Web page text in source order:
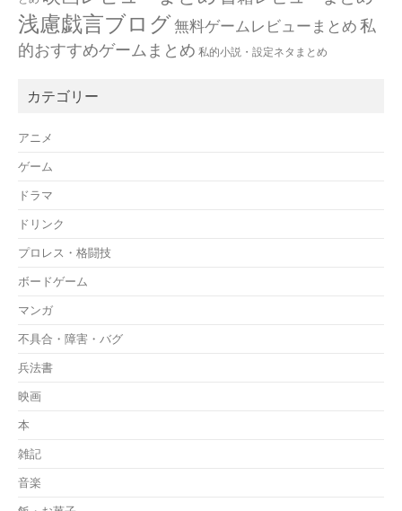
浅慮戯言ブログ無料ゲームレビューまとめ 私
的おすすめゲームまとめ 私的小説・設定ネタまとめ
カテゴリー
アニメ
ゲーム
ドラマ
ドリンク
プロレス・格闘技
ボードゲーム
マンガ
不具合・障害・バグ
兵法書
映画
本
雑記
音楽